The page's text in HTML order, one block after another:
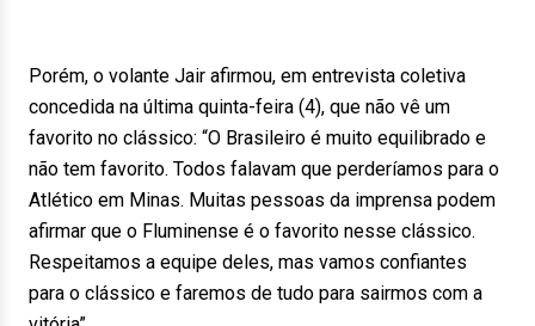
Porém, o volante Jair afirmou, em entrevista coletiva
concedida na última quinta-feira (4), que não vê um
favorito no clássico: “O Brasileiro é muito equilibrado e
não tem favorito. Todos falavam que perderíamos para o
Atlético em Minas. Muitas pessoas da imprensa podem
afirmar que o Fluminense é o favorito nesse clássico.
Respeitamos a equipe deles, mas vamos confiantes
para o clássico e faremos de tudo para sairmos com a